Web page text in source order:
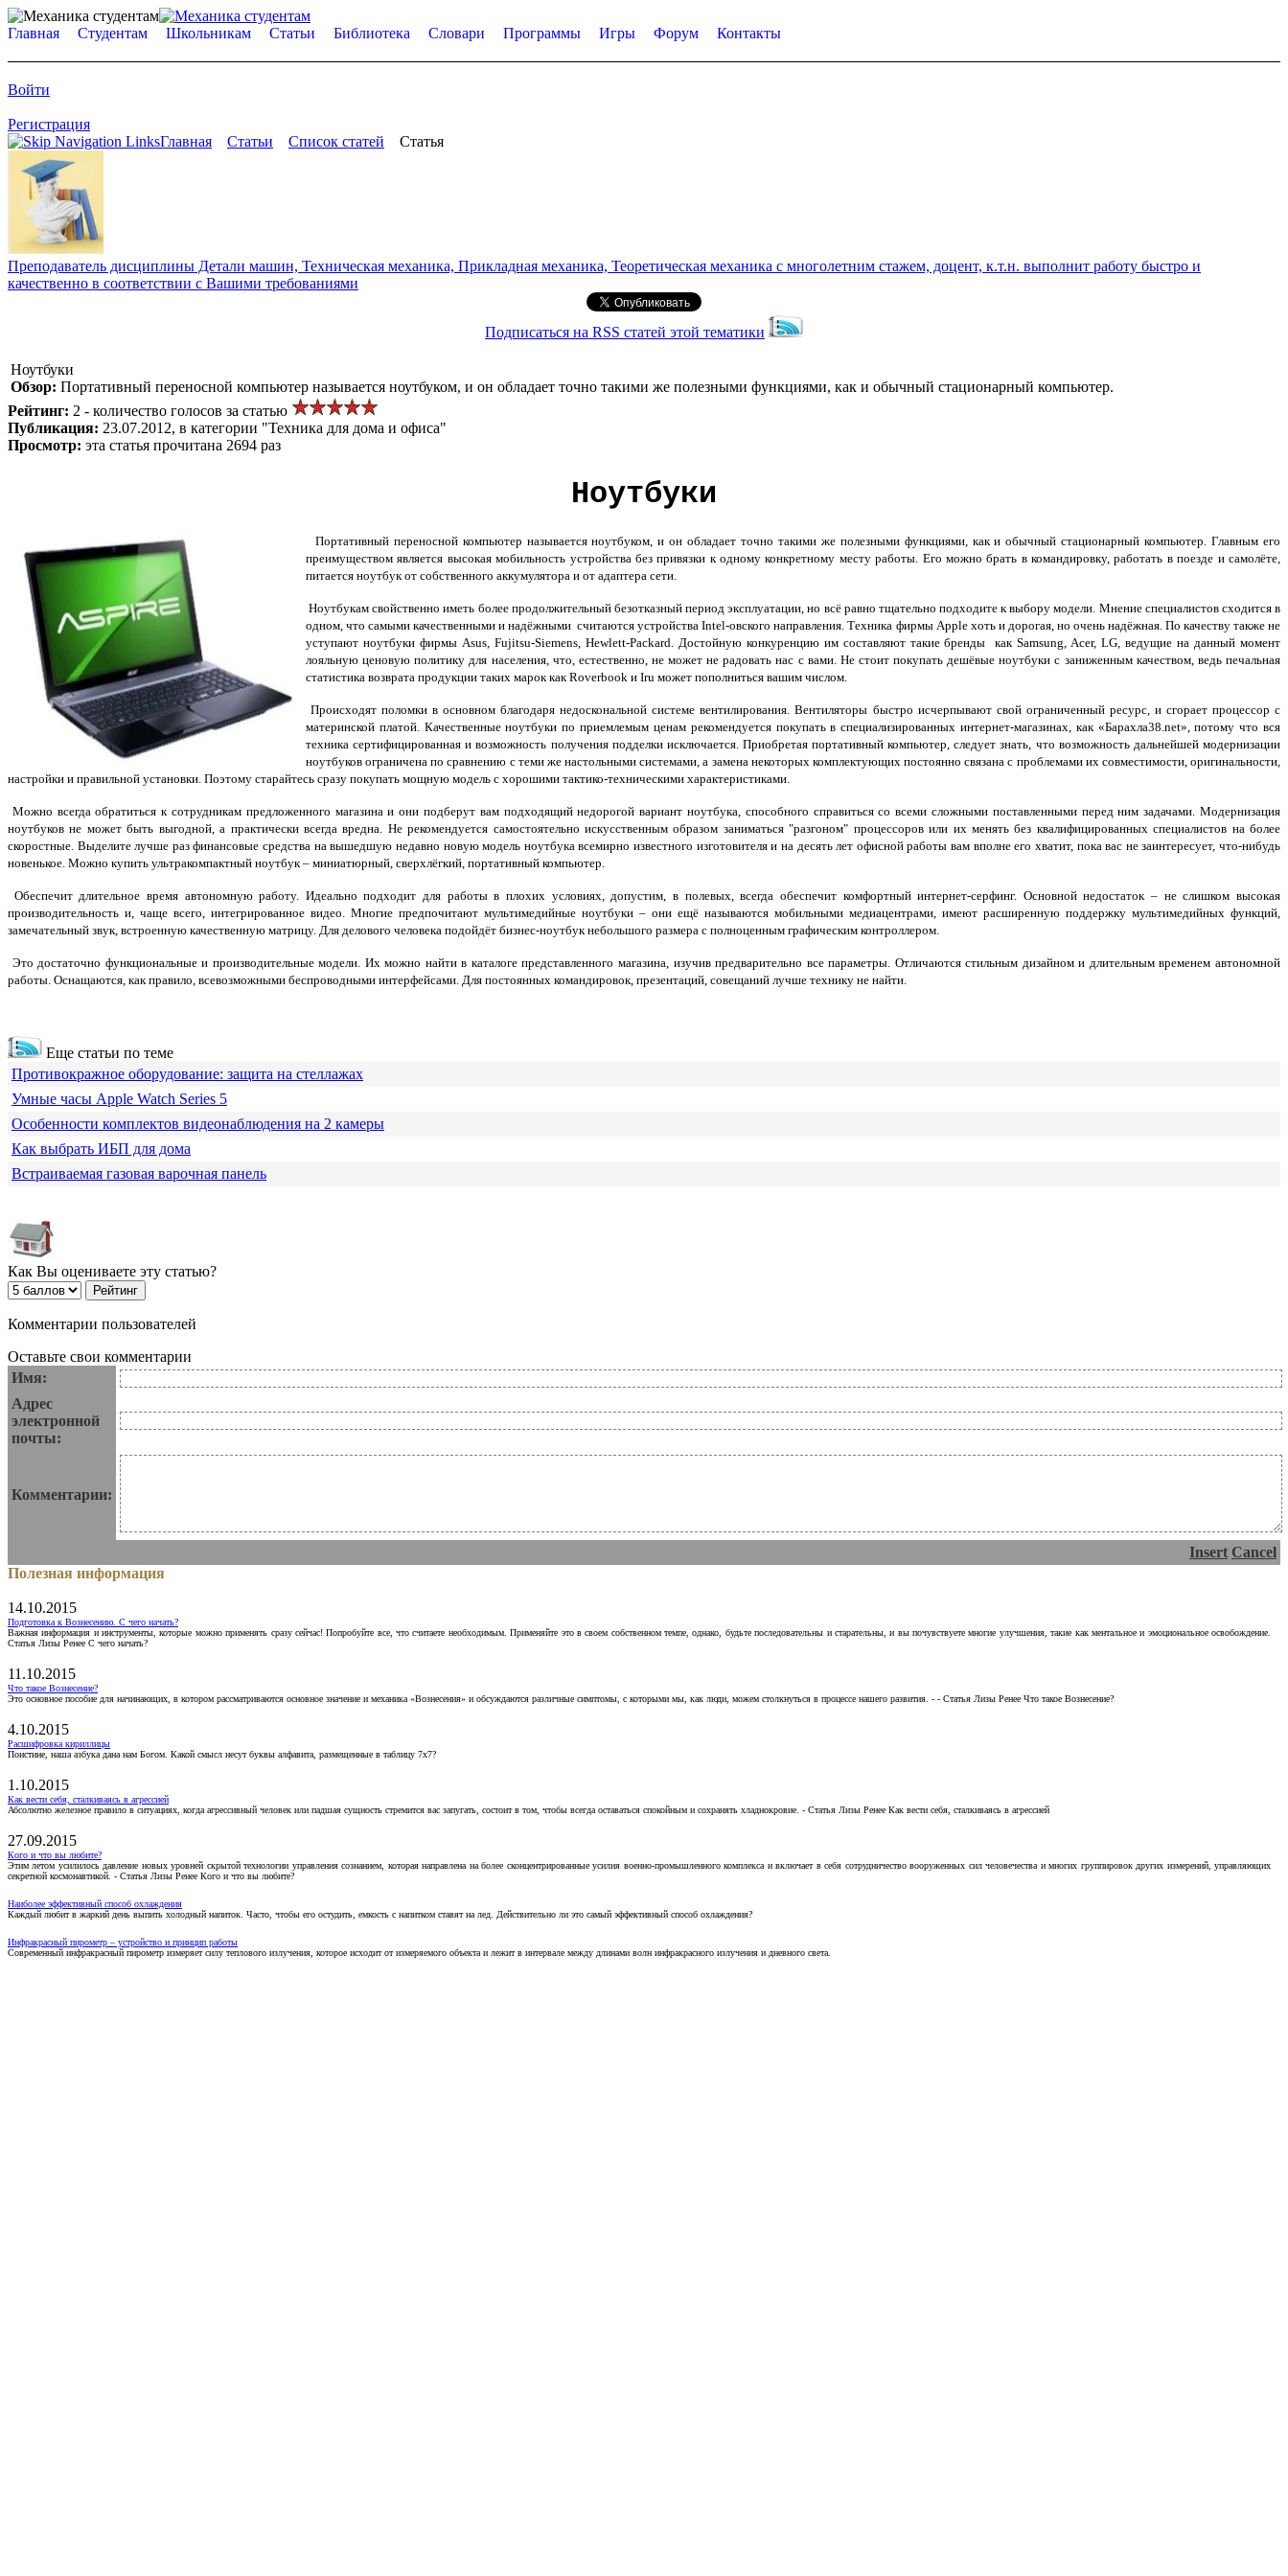
Главная Студентам Школьникам Статьи Библиотека Словари Программы Игры Форум Контакты
Войти
Регистрация
Главная
Статьи Список статей Статья
Преподаватель дисциплины Детали машин, Техническая механика, Прикладная механика, Теоретическая механика с многолетним стажем, доцент, к.т.н. выполнит работу быстро и
качественно в соответствии с Вашими требованиями
Подписаться на RSS статей этой тематики
Ноутбуки
Обзор: Портативный переносной компьютер называется ноутбуком, и он обладает точно такими же полезными функциями, как и обычный стационарный компьютер.
Рейтинг: 2 - количество голосов за статью
Публикация: 23.07.2012, в категории "Техника для дома и офиса"
Просмотр: эта статья прочитана 2694 раз
Ноутбуки
Портативный переносной компьютер называется ноутбуком, и он обладает точно такими же полезными функциями, как и обычный стационарный компьютер. Главным его
преимуществом является высокая мобильность устройства без привязки к одному конкретному месту работы. Его можно брать в командировку, работать в поезде и самолёте,
питается ноутбук от собственного аккумулятора и от адаптера сети.
Ноутбукам свойственно иметь более продолжительный безотказный период эксплуатации, но всё равно тщательно подходите к выбору модели. Мнение специалистов сходится в
одном, что самыми качественными и надёжными считаются устройства Intel-овского направления. Техника фирмы Apple хоть и дорогая, но очень надёжная. По качеству также не
уступают ноутбуки фирмы Asus, Fujitsu-Siemens, Hewlett-Packard. Достойную конкуренцию им составляют такие бренды как Samsung, Acer, LG, ведущие на данный момент
лояльную ценовую политику для населения, что, естественно, не может не радовать нас с вами. Не стоит покупать дешёвые ноутбуки с заниженным качеством, ведь печальная
статистика возврата продукции таких марок как Roverbook и Iru может пополниться вашим числом.
Происходят поломки в основном благодаря недоскональной системе вентилирования. Вентиляторы быстро исчерпывают свой ограниченный ресурс, и сгорает процессор с
материнской платой. Качественные ноутбуки по приемлемым ценам рекомендуется покупать в специализированных интернет-магазинах, как «Барахла38.net», потому что вся
техника сертифицированная и возможность получения подделки исключается. Приобретая портативный компьютер, следует знать, что возможность дальнейшей модернизации
ноутбуков ограничена по сравнению с теми же настольными системами, а замена некоторых комплектующих постоянно связана с проблемами их совместимости, оригинальности,
настройки и правильной установки. Поэтому старайтесь сразу покупать мощную модель с хорошими тактико-техническими характеристиками.
Можно всегда обратиться к сотрудникам предложенного магазина и они подберут вам подходящий недорогой вариант ноутбука, способного справиться со всеми сложными поставленными перед ним задачами. Модернизация
ноутбуков не может быть выгодной, а практически всегда вредна. Не рекомендуется самостоятельно искусственным образом заниматься "разгоном" процессоров или их менять без квалифицированных специалистов на более
скоростные. Выделите лучше раз финансовые средства на вышедшую недавно новую модель ноутбука всемирно известного изготовителя и на десять лет офисной работы вам вполне его хватит, пока вас не заинтересует, что-нибудь
новенькое. Можно купить ультракомпактный ноутбук – миниатюрный, сверхлёгкий, портативный компьютер.
Обеспечит длительное время автономную работу. Идеально подходит для работы в плохих условиях, допустим, в полевых, всегда обеспечит комфортный интернет-серфинг. Основной недостаток – не слишком высокая
производительность и, чаще всего, интегрированное видео. Многие предпочитают мультимедийные ноутбуки – они ещё называются мобильными медиацентрами, имеют расширенную поддержку мультимедийных функций,
замечательный звук, встроенную качественную матрицу. Для делового человека подойдёт бизнес-ноутбук небольшого размера с полноценным графическим контроллером.
Это достаточно функциональные и производительные модели. Их можно найти в каталоге представленного магазина, изучив предварительно все параметры. Отличаются стильным дизайном и длительным временем автономной
работы. Оснащаются, как правило, всевозможными беспроводными интерфейсами. Для постоянных командировок, презентаций, совещаний лучше технику не найти.
Еще статьи по теме
Противокражное оборудование: защита на стеллажах
Умные часы Apple Watch Series 5
Особенности комплектов видеонаблюдения на 2 камеры
Как выбрать ИБП для дома
Встраиваемая газовая варочная панель
Как Вы оцениваете эту статью?
Комментарии пользователей
Оставьте свои комментарии
Имя:
Адрес
электронной
почты:
Комментарии:
Insert Cancel
Полезная информация
14.10.2015
Подготовка к Вознесению. С чего начать?
Важная информация и инструменты, которые можно применять сразу сейчас! Попробуйте все, что считаете необходимым. Применяйте это в своем собственном темпе, однако, будьте последовательны и старательны, и вы почувствуете многие улучшения, такие как ментальное и эмоциональное освобождение.
Статья Лизы Ренее С чего начать?
11.10.2015
Что такое Вознесение?
Это основное пособие для начинающих, в котором рассматриваются основное значение и механика «Вознесения» и обсуждаются различные симптомы, с которыми мы, как люди, можем столкнуться в процессе нашего развития. - - Статья Лизы Ренее Что такое Вознесение?
4.10.2015
Расшифровка кириллицы
Поистине, наша азбука дана нам Богом. Какой смысл несут буквы алфавита, размещенные в таблицу 7х7?
1.10.2015
Как вести себя, сталкиваясь в агрессией
Абсолютно железное правило в ситуациях, когда агрессивный человек или падшая сущность стремится вас запугать, состоит в том, чтобы всегда оставаться спокойным и сохранять хладнокровие. - Статья Лизы Ренее Как вести себя, сталкиваясь в агрессией
27.09.2015
Кого и что вы любите?
Этим летом усилилось давление новых уровней скрытой технологии управления сознанием, которая направлена на более сконцентрированные усилия военно-промышленного комплекса и включает в себя сотрудничество вооруженных сил человечества и многих группировок других измерений, управляющих
секретной космонавтикой. - Статья Лизы Ренее Кого и что вы любите?
Наиболее эффективный способ охлаждения
Каждый любит в жаркий день выпить холодный напиток. Часто, чтобы его остудить, емкость с напитком ставят на лед. Действительно ли это самый эффективный способ охлаждения?
Инфракрасный пирометр – устройство и принцип работы
Современный инфракрасный пирометр измеряет силу теплового излучения, которое исходит от измеряемого объекта и лежит в интервале между длинами волн инфракрасного излучения и дневного света.